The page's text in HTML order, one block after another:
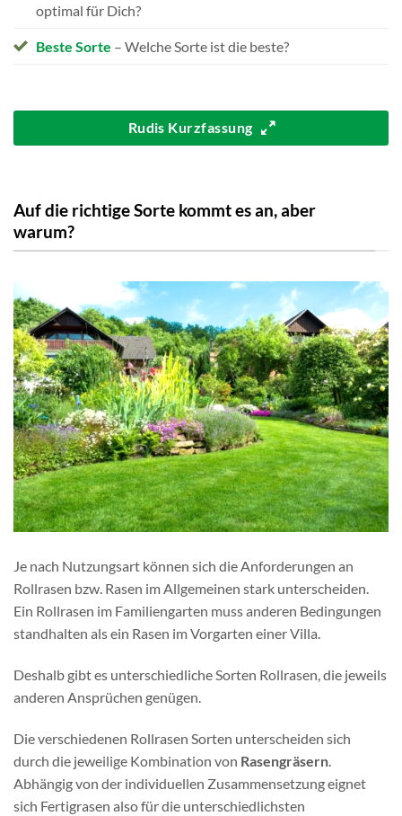
optimal für Dich?
Beste Sorte – Welche Sorte ist die beste?
Rudis Kurzfassung
Auf die richtige Sorte kommt es an, aber
warum?
Je nach Nutzungsart können sich die Anforderungen an
Rollrasen bzw. Rasen im Allgemeinen stark unterscheiden.
Ein Rollrasen im Familiengarten muss anderen Bedingungen
standhalten als ein Rasen im Vorgarten einer Villa.
Deshalb gibt es unterschiedliche Sorten Rollrasen, die jeweils
anderen Ansprüchen genügen.
Die verschiedenen Rollrasen Sorten unterscheiden sich
durch die jeweilige Kombination von Rasengräsern
Abhängig von der individuellen Zusammensetzung eignet
sich Fertigrasen also für die unterschiedlichsten